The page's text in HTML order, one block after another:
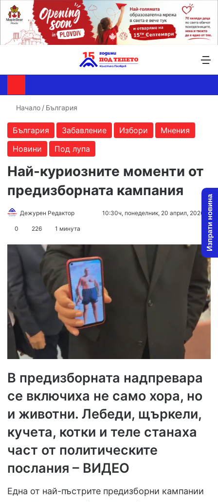
Начало / България
България Забавление Избори
Мнения
Новини
Под лупа
Най-куриозните моменти от
предизборната кампания
Дежурен Редактор
Send10:30ч, понеделник, 20 април, 2026
0 226 1 минута
В предизборната надпревара
се включиха не само хора, но
и животни. Лебеди, щъркели,
кучета, котки и теле станаха
част от политическите
послания – ВИДЕО
Една от най-пъстрите предизборни кампании
Изпрати новина